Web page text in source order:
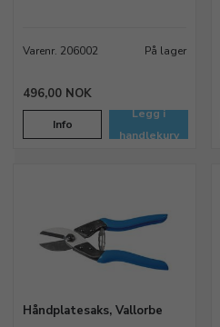
Varenr. 206002 På lager
496,00 NOK
Info
Legg i
handlekurv
Håndplatesaks, Vallorbe